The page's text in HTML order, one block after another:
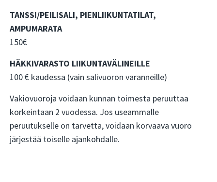
TANSSI/PEILISALI, PIENLIIKUNTATILAT,
AMPUMARATA
150€
HÄKKIVARASTO LIIKUNTAVÄLINEILLE
100 € kaudessa (vain salivuoron varanneille)
Vakiovuoroja voidaan kunnan toimesta peruuttaa
korkeintaan 2 vuodessa. Jos useammalle
peruutukselle on tarvetta, voidaan korvaava vuoro
järjestää toiselle ajankohdalle.